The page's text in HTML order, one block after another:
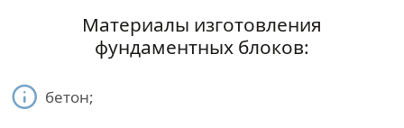
Материалы изготовления
фундаментных блоков:
бетон;